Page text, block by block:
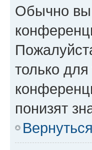
Обычно вы
только
понизят